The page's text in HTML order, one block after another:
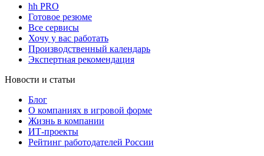
hh PRO
Готовое резюме
Все сервисы
Хочу у вас работать
Производственный календарь
Экспертная рекомендация
Новости и статьи
Блог
О компаниях в игровой форме
Жизнь в компании
ИТ-проекты
Рейтинг работодателей России